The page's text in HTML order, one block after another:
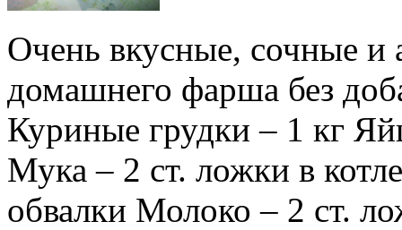
Очень вкусные, сочные и
домашнего фарша без
Куриные грудки – 1 кг
Мука – 2 ст. ложки в
обвалки Молоко – 2 ст.